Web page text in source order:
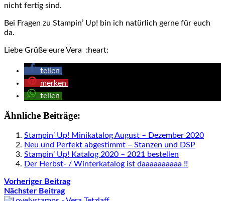
nicht fertig sind.
Bei Fragen zu Stampin’ Up! bin ich natürlich gerne für euch
da.
Liebe Grüße eure Vera :heart:
teilen
merken
teilen
Ähnliche Beiträge:
Stampin’ Up! Minikatalog August – Dezember 2020
Neu und Perfekt abgestimmt – Stanzen und DSP
Stampin’ Up! Katalog 2020 – 2021 bestellen
Der Herbst- / Winterkatalog ist daaaaaaaaaa !!
Vorheriger Beitrag
Nächster Beitrag